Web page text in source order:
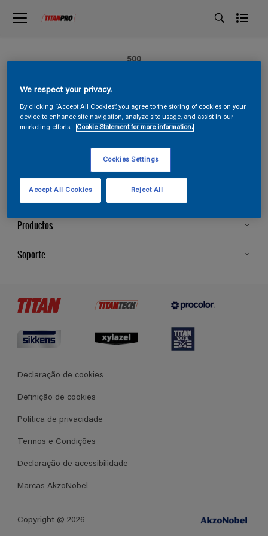
500
Erro do Servidor Interno
Productos
Soporte
Lojas
Termos e Condições Gerais de Venda
Declaração de cookies
Definição de cookies
Política de privacidade
Termos e Condições
Declaração de acessibilidade
Marcas AkzoNobel
Copyright @ 2026
We respect your privacy.
By clicking “Accept All Cookies”, you agree to the storing of cookies on your
device to enhance site navigation, analyze site usage, and assist in our
marketing efforts.
Cookie Statement for more information.
Cookies Settings
Reject All
Accept All Cookies